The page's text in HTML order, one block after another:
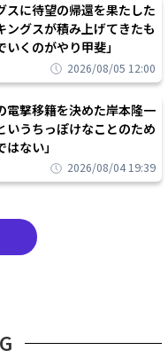
スに待望の帰還を果たした
ングスが積み上げてきたも
くのがやり甲斐」
2026/08/05 12:00
電撃移籍を決めた岸本隆一
いうちっぽけなことのため
ない」
2026/08/04 19:39